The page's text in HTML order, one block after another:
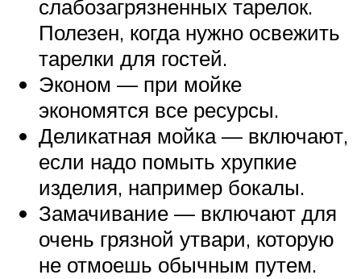
слабозагрязненных тарелок.
Полезен, когда нужно освежить
тарелки для гостей.
Эконом — при мойке
экономятся все ресурсы.
Деликатная мойка — включают,
если надо помыть хрупкие
изделия, например бокалы.
Замачивание — включают для
очень грязной утвари, которую
не отмоешь обычным путем.